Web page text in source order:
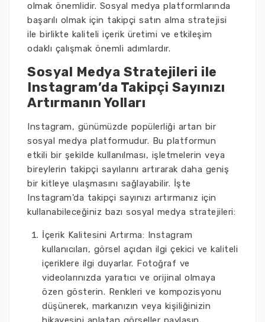
olmak önemlidir. Sosyal medya platformlarında
başarılı olmak için takipçi satın alma stratejisi
ile birlikte kaliteli içerik üretimi ve etkileşim
odaklı çalışmak önemli adımlardır.
Sosyal Medya Stratejileri ile
Instagram’da Takipçi Sayınızı
Artırmanın Yolları
Instagram, günümüzde popülerliği artan bir
sosyal medya platformudur. Bu platformun
etkili bir şekilde kullanılması, işletmelerin veya
bireylerin takipçi sayılarını artırarak daha geniş
bir kitleye ulaşmasını sağlayabilir. İşte
Instagram'da takipçi sayınızı artırmanız için
kullanabileceğiniz bazı sosyal medya stratejileri:
İçerik Kalitesini Artırma: Instagram
kullanıcıları, görsel açıdan ilgi çekici ve kaliteli
içeriklere ilgi duyarlar. Fotoğraf ve
videolarınızda yaratıcı ve orijinal olmaya
özen gösterin. Renkleri ve kompozisyonu
düşünerek, markanızın veya kişiliğinizin